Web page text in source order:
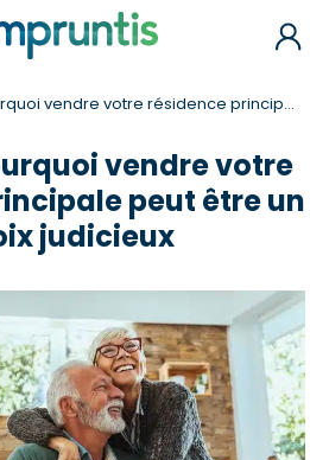
votre résidence principale peut être un choix judicieux
vendre votre
peut être un
judicieux